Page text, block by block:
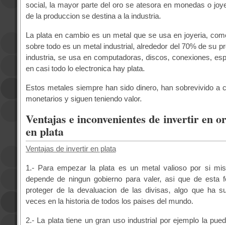
social, la mayor parte del oro se atesora en monedas o
de la produccion se destina a la industria.
La plata en cambio es un metal que se usa en joyeria,
sobre todo es un metal industrial, alrededor del 70% de su
industria, se usa en computadoras, discos, conexiones,
en casi todo lo electronica hay plata.
Estos metales siempre han sido dinero, han sobrevivido a
monetarios y siguen teniendo valor.
Ventajas e inconvenientes de invertir en
en plata
Ventajas de invertir en plata
1.- Para empezar la plata es un metal valioso por si
depende de ningun gobierno para valer, asi que de esta
proteger de la devaluacion de las divisas, algo que ha
veces en la historia de todos los paises del mundo.
2.- La plata tiene un gran uso industrial por ejemplo la